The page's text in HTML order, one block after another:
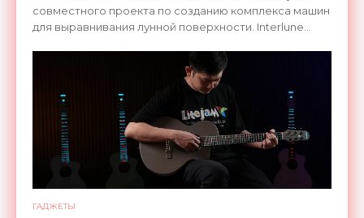
совместного проекта по созданию комплекса машин
для выравнивания лунной поверхности. Interlune
ГАДЖЕТЫ